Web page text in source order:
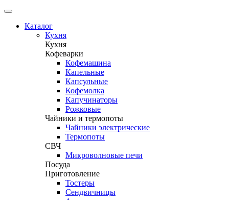
Каталог
Кухня
Кухня
Кофеварки
Кофемашина
Капельные
Капсульные
Кофемолка
Капучинаторы
Рожковые
Чайники и термопоты
Чайники электрические
Термопоты
СВЧ
Микроволновые печи
Посуда
Приготовление
Тостеры
Сендвичницы